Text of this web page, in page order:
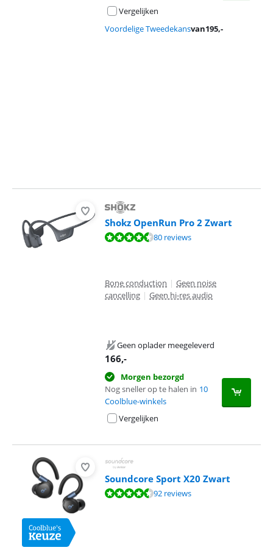
Vergelijken
Voordelige Tweedekansvan195,-
Shokz OpenRun Pro 2 Zwart
Beoordeling is 9,0 van de 10, gebaseerd op 80 reviews.
80 reviews
Bone conduction | Geen noise
cancelling | Geen hi-res audio
Geen oplader meegeleverd
166,-
Morgen bezorgd
Nog sneller op te halen in 10
Coolblue-winkels
Vergelijken
Soundcore Sport X20 Zwart
Beoordeling is 8,8 van de 10, gebaseerd op 92 reviews.
92 reviews